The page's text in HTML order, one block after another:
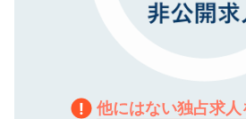
他にはない独占求